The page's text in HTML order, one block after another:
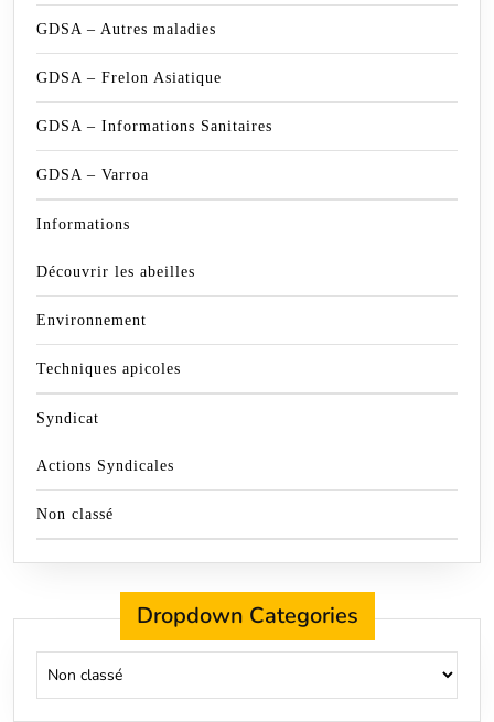
GDSA – Autres maladies
GDSA – Frelon Asiatique
GDSA – Informations Sanitaires
GDSA – Varroa
Informations
Découvrir les abeilles
Environnement
Techniques apicoles
Syndicat
Actions Syndicales
Non classé
Dropdown Categories